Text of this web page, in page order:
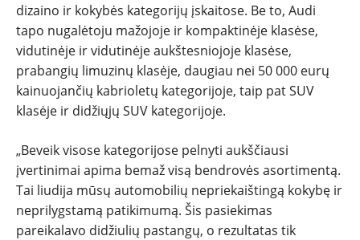
dizaino ir kokybės kategorijų įskaitose. Be to, Audi
tapo nugalėtoju mažojoje ir kompaktinėje klasėse,
vidutinėje ir vidutinėje aukštesniojoje klasėse,
prabangių limuzinų klasėje, daugiau nei 50 000 eurų
kainuojančių kabrioletų kategorijoje, taip pat SUV
klasėje ir didžiųjų SUV kategorijoje.
„Beveik visose kategorijose pelnyti aukščiausi
įvertinimai apima bemaž visą bendrovės asortimentą.
Tai liudija mūsų automobilių nepriekaištingą kokybę ir
neprilygstamą patikimumą. Šis pasiekimas
pareikalavo didžiulių pastangų, o rezultatas tik